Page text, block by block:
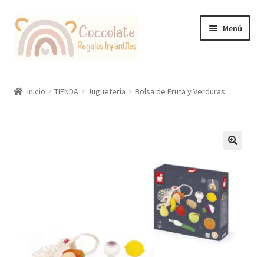
Ir
la
Ir
contenido
Menú
Inicio TIENDA Juguetería Bolsa de Fruta y Verduras